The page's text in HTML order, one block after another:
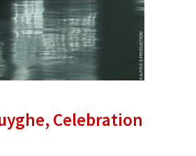
Celebration